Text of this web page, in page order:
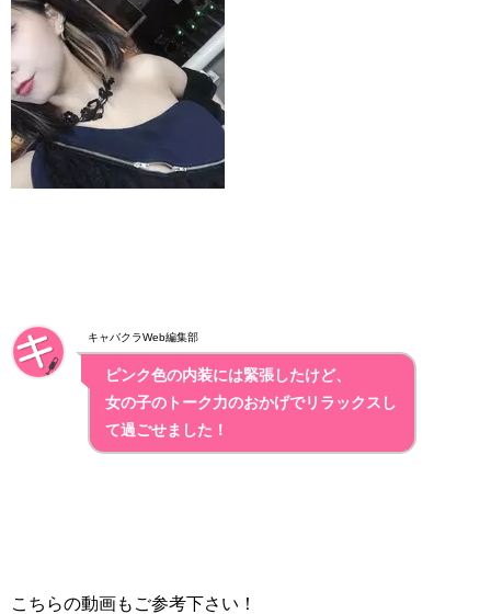
キャバクラWeb編集部
ピンク色の内装には緊張したけど、
女の子のトーク力のおかげでリラックスし
て過ごせました！
こちらの動画もご参考下さい！